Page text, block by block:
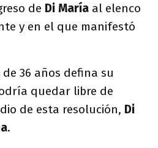
de Di María al elenco
y en el que manifestó
36 años defina su
quedar libre de
de esta resolución, Di
.